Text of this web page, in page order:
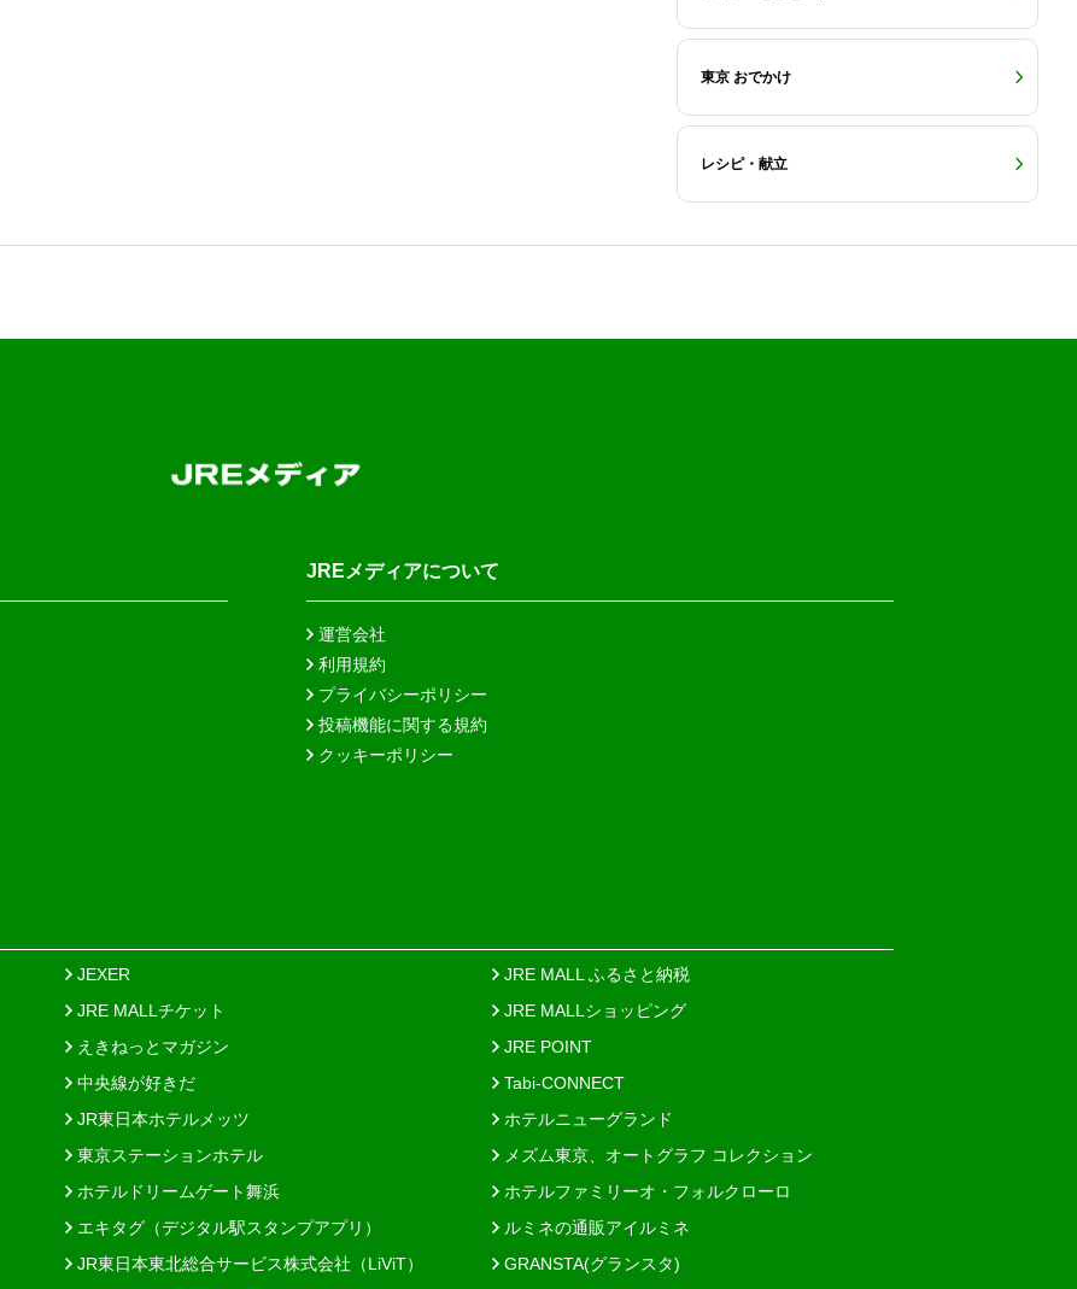
東京 おでかけ
レシピ・献立
JREメディアについて
運営会社
利用規約
プライバシーポリシー
投稿機能に関する規約
クッキーポリシー
JEXER
JRE MALL ふるさと納税
JRE MALLチケット
JRE MALLショッピング
えきねっとマガジン
JRE POINT
中央線が好きだ
Tabi-CONNECT
JR東日本ホテルメッツ
ホテルニューグランド
東京ステーションホテル
メズム東京、オートグラフ コレクション
ホテルドリームゲート舞浜
ホテルファミリーオ・フォルクローロ
エキタグ（デジタル駅スタンプアプリ）
ルミネの通販アイルミネ
JR東日本東北総合サービス株式会社（LiViT） GRANSTA(グランスタ)